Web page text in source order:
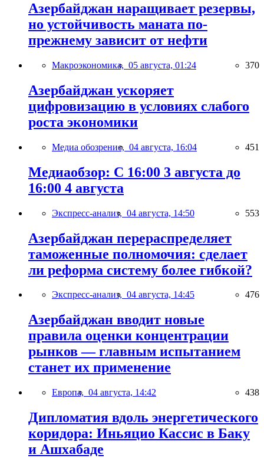
Азербайджан наращивает резервы,
но устойчивость маната по-
прежнему зависит от нефти
Макроэкономика, 05 августа, 01:24 370
Азербайджан ускоряет
цифровизацию в условиях слабого
роста экономики
Медиа обозрение, 04 августа, 16:04 451
Медиаобзор: С 16:00 3 августа до
16:00 4 августа
Экспресс-анализ, 04 августа, 14:50 553
Азербайджан перераспределяет
таможенные полномочия: сделает
ли реформа систему более гибкой?
Экспресс-анализ, 04 августа, 14:45 476
Азербайджан вводит новые
правила оценки концентрации
рынков — главным испытанием
станет их применение
Европа, 04 августа, 14:42 438
Дипломатия вдоль энергетического
коридора: Иньяцио Кассис в Баку
и Ашхабаде